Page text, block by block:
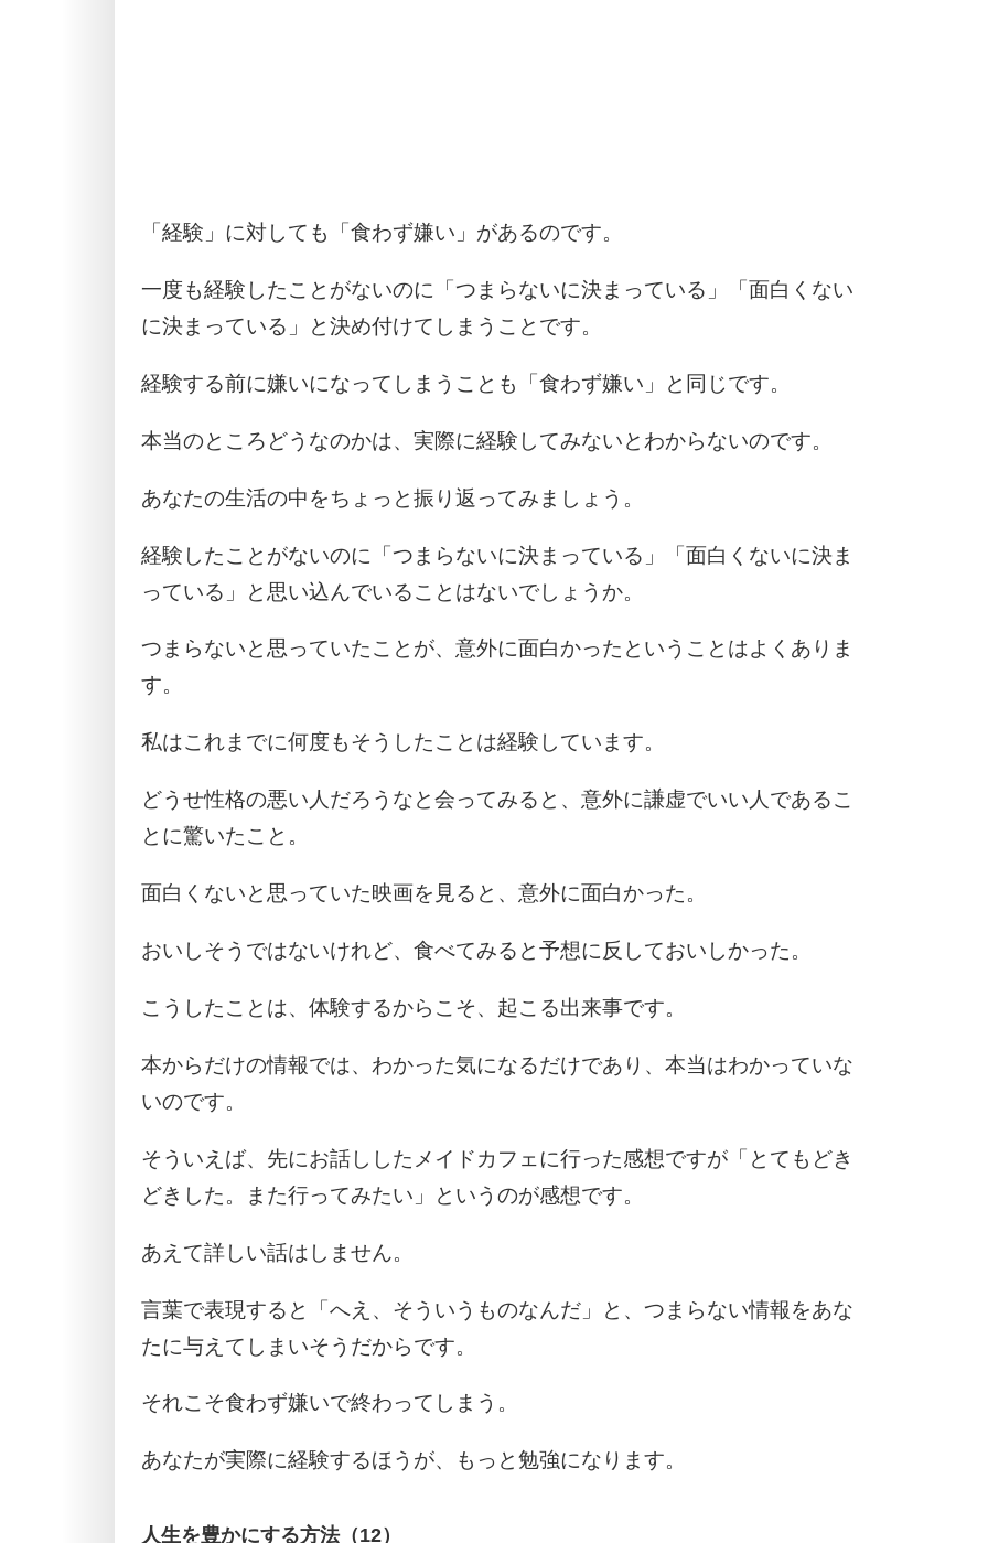
「経験」に対しても「食わず嫌い」があるのです。
一度も経験したことがないのに「つまらないに決まっている」「面白くない
に決まっている」と決め付けてしまうことです。
経験する前に嫌いになってしまうことも「食わず嫌い」と同じです。
本当のところどうなのかは、実際に経験してみないとわからないのです。
あなたの生活の中をちょっと振り返ってみましょう。
経験したことがないのに「つまらないに決まっている」「面白くないに決ま
っている」と思い込んでいることはないでしょうか。
つまらないと思っていたことが、意外に面白かったということはよくありま
す。
私はこれまでに何度もそうしたことは経験しています。
どうせ性格の悪い人だろうなと会ってみると、意外に謙虚でいい人であるこ
とに驚いたこと。
面白くないと思っていた映画を見ると、意外に面白かった。
おいしそうではないけれど、食べてみると予想に反しておいしかった。
こうしたことは、体験するからこそ、起こる出来事です。
本からだけの情報では、わかった気になるだけであり、本当はわかっていな
いのです。
そういえば、先にお話ししたメイドカフェに行った感想ですが「とてもどき
どきした。また行ってみたい」というのが感想です。
あえて詳しい話はしません。
言葉で表現すると「へえ、そういうものなんだ」と、つまらない情報をあな
たに与えてしまいそうだからです。
それこそ食わず嫌いで終わってしまう。
あなたが実際に経験するほうが、もっと勉強になります。
人生を豊かにする方法（12）